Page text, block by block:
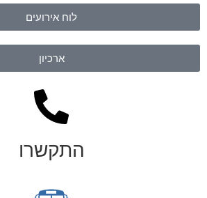
לוח אירועים
ארכיון
התקשרו